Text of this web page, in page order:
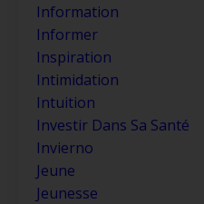
Information
Informer
Inspiration
Intimidation
Intuition
Investir Dans Sa Santé
Invierno
Jeune
Jeunesse